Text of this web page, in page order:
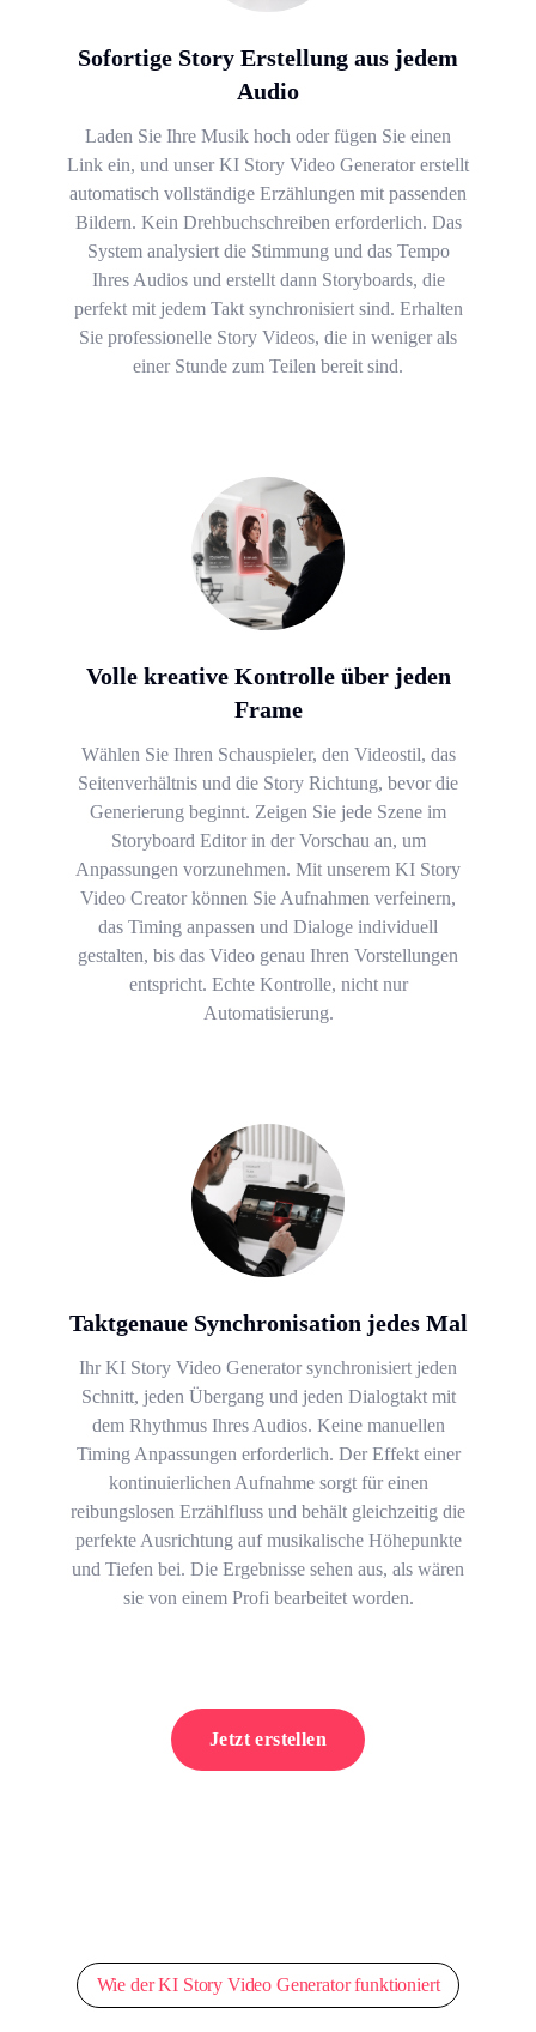
Sofortige Story Erstellung aus jedem
Audio
Laden Sie Ihre Musik hoch oder fügen Sie einen
Link ein, und unser KI Story Video Generator erstellt
automatisch vollständige Erzählungen mit passenden
Bildern. Kein Drehbuchschreiben erforderlich. Das
System analysiert die Stimmung und das Tempo
Ihres Audios und erstellt dann Storyboards, die
perfekt mit jedem Takt synchronisiert sind. Erhalten
Sie professionelle Story Videos, die in weniger als
einer Stunde zum Teilen bereit sind.
Volle kreative Kontrolle über jeden
Frame
Wählen Sie Ihren Schauspieler, den Videostil, das
Seitenverhältnis und die Story Richtung, bevor die
Generierung beginnt. Zeigen Sie jede Szene im
Storyboard Editor in der Vorschau an, um
Anpassungen vorzunehmen. Mit unserem KI Story
Video Creator können Sie Aufnahmen verfeinern,
das Timing anpassen und Dialoge individuell
gestalten, bis das Video genau Ihren Vorstellungen
entspricht. Echte Kontrolle, nicht nur
Automatisierung.
Taktgenaue Synchronisation jedes Mal
Ihr KI Story Video Generator synchronisiert jeden
Schnitt, jeden Übergang und jeden Dialogtakt mit
dem Rhythmus Ihres Audios. Keine manuellen
Timing Anpassungen erforderlich. Der Effekt einer
kontinuierlichen Aufnahme sorgt für einen
reibungslosen Erzählfluss und behält gleichzeitig die
perfekte Ausrichtung auf musikalische Höhepunkte
und Tiefen bei. Die Ergebnisse sehen aus, als wären
sie von einem Profi bearbeitet worden.
Jetzt erstellen
Wie der KI Story Video Generator funktioniert